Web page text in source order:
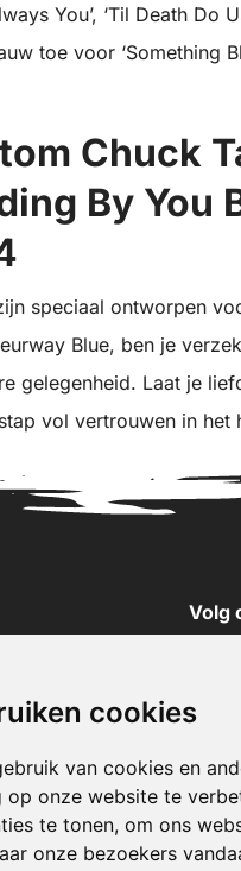
cookies
van cookies en
op onze website te
te tonen, om ons
onze bezoekers
You’, ‘Til Death Do
toe voor ‘Something
Chuck
By You
speciaal ontworpen
Blue, ben je
gelegenheid. Laat je
vol vertrouwen in het
Volg
X